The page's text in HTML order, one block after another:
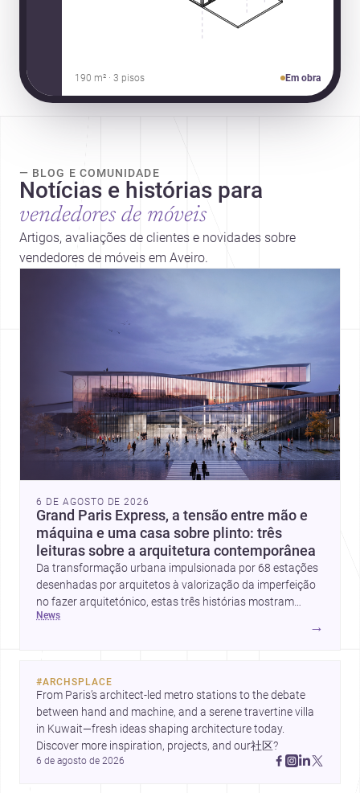
190 m² · 3 pisos Em obra
— BLOG E COMUNIDADE
Notícias e histórias para
vendedores de móveis
Artigos, avaliações de clientes e novidades sobre
vendedores de móveis em Aveiro.
6 DE AGOSTO DE 2026
Grand Paris Express, a tensão entre mão e
máquina e uma casa sobre plinto: três
leituras sobre a arquitetura contemporânea
Da transformação urbana impulsionada por 68 estações
desenhadas por arquitetos à valorização da imperfeição
no fazer arquitetónico, estas três histórias mostram
como a disciplina continua a reinventar cidades, materiais
contemporânea.
news
→
#ARCHSPLACE
From Paris’s architect-led metro stations to the debate
between hand and machine, and a serene travertine villa
in Kuwait—fresh ideas shaping architecture today.
Discover more inspiration, projects, and our社区?
6 de agosto de 2026